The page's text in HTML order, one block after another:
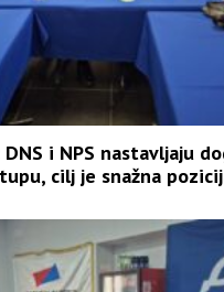
i NPS nastavljaju
cilj je snažna